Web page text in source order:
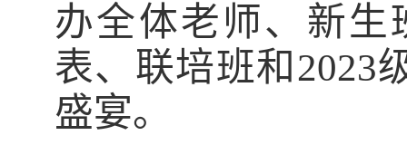
办全体老师、新
表、联培班和 2023
盛宴。